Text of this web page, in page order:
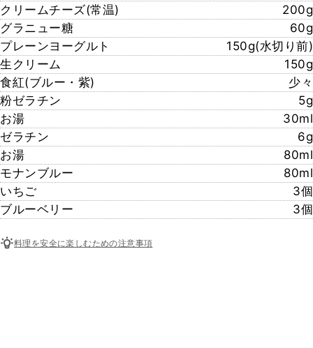
クリームチーズ(常温)
200g
グラニュー糖
60g
プレーンヨーグルト
150g(水切り前)
生クリーム
150g
食紅(ブルー・紫)
少々
粉ゼラチン
5g
お湯
30ml
ゼラチン
6g
お湯
80ml
モナンブルー
80ml
いちご
3個
ブルーベリー
3個
料理を安全に楽しむための注意事項